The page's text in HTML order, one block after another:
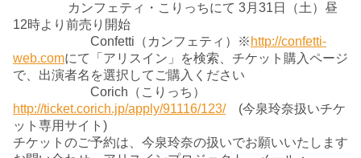
カンフェティ・こりっちにて 3月31日（土）昼
12時より前売り開始
Confetti（カンフェティ）※ http://confetti-
web.comにて「アリスイン」を検索、チケット購入ページ
で、出演者名を選択してご購入ください
Corich（こりっち）
http://ticket.corich.jp/apply/91116/123/(今泉玲奈扱いチケ
ット専用サイト)
チケットのご予約は、今泉玲奈の扱いでお願いいたします